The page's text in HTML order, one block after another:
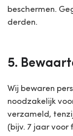
beschermen.
derden.
5.
Wij bewaren
noodzakelijk
verzameld,
(bijv. 7 jaar voor